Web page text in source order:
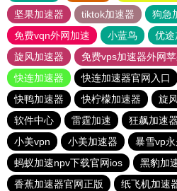
坚果加速器
tiktok加速器
狗急
免费vqn外网加速
小蓝鸟 优途
旋风加速器
免费vps加速器外网
快连加速器
快连加速器官网入口
快鸭加速器
快柠檬加速器 旋
软件中心
雷霆加速 狂飙加速器
小美vpn
小美加速器
暴雪vp
蚂蚁加速npv下载官网ios
黑豹加
香蕉加速器官网正版
纸飞机加速